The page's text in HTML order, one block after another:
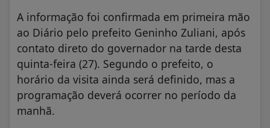
A informação foi confirmada em primeira mão
ao Diário pelo prefeito Geninho Zuliani, após
contato direto do governador na tarde desta
quinta-feira (27). Segundo o prefeito, o
horário da visita ainda será definido, mas a
programação deverá ocorrer no período da
manhã.